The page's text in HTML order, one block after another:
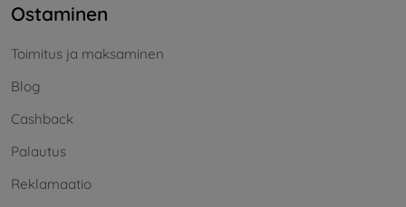
Ostaminen
Toimitus ja maksaminen
Blog
Cashback
Palautus
Reklamaatio